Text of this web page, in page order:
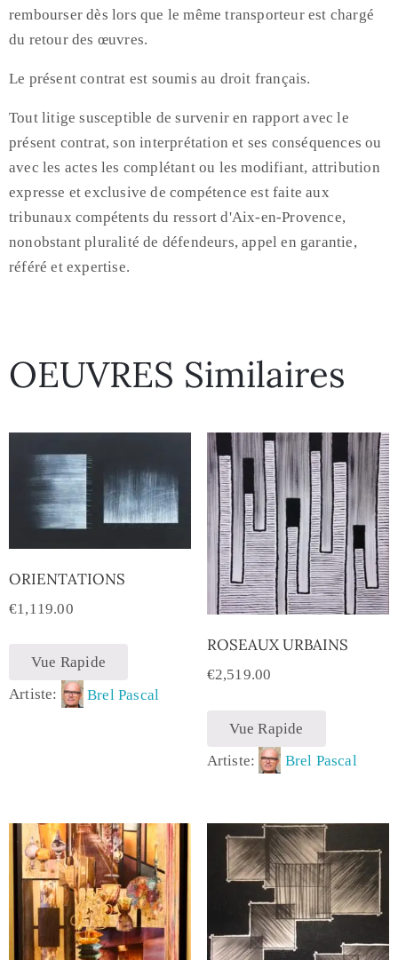
rembourser dès lors que le même transporteur est chargé
du retour des œuvres.
Le présent contrat est soumis au droit français.
Tout litige susceptible de survenir en rapport avec le
présent contrat, son interprétation et ses conséquences ou
avec les actes les complétant ou les modifiant, attribution
expresse et exclusive de compétence est faite aux
tribunaux compétents du ressort d'Aix-en-Provence,
nonobstant pluralité de défendeurs, appel en garantie,
référé et expertise.
OEUVRES Similaires
ORIENTATIONS
€1,119.00
Vue Rapide
Artiste:
Brel Pascal
ROSEAUX URBAINS
€2,519.00
Vue Rapide
Artiste:
Brel Pascal